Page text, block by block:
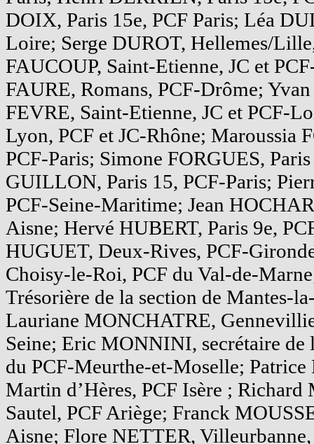
DOIX, Paris 15e, PCF Paris; Léa
Loire; Serge DUROT, Hellemes/
FAUCOUP, Saint-Etienne, JC et
FAURE, Romans, PCF-Drôme;
FEVRE, Saint-Etienne, JC et PCF-
Lyon, PCF et JC-Rhône; Maroussia
PCF-Paris; Simone FORGUES,
GUILLON, Paris 15, PCF-Paris;
PCF-Seine-Maritime; Jean
Aisne; Hervé HUBERT, Paris 9e,
HUGUET, Deux-Rives, PCF-
Choisy-le-Roi, PCF du Val-de-
Trésorière de la section de Mantes-
Lauriane MONCHATRE,
Seine; Eric MONNINI, secrétaire de
du PCF-Meurthe-et-Moselle;
Martin d’Hères, PCF Isère ;
Sautel, PCF Ariège; Franck
Aisne; Flore NETTER, Villeurbanne,